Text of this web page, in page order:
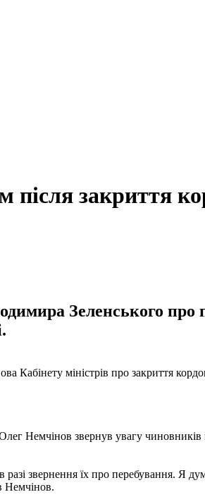
після закриття
Зеленського про
Кабінету міністрів про закриття
Олег Немчінов звернув увагу
разі звернення їх про перебування.
Немчінов.